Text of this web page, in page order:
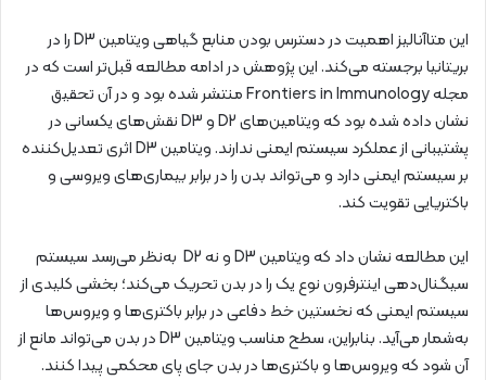
این متاآنالیز اهمیت در دسترس بودن منابع گیاهی ویتامین D3 را در
بریتانیا برجسته می‌کند. این پژوهش در ادامه‌ مطالعه‌ قبل‌تر است که در
مجله‌ Frontiers in Immunology منتشر شده بود و در آن تحقیق
نشان داده شده بود که ویتامین‌های D2 و D3 نقش‌های یکسانی در
پشتیبانی از عملکرد سیستم ایمنی ندارند. ویتامین D3 اثری تعدیل‌کننده
بر سیستم ایمنی دارد و می‌تواند بدن را در برابر بیماری‌های ویروسی و
باکتریایی تقویت کند.
این مطالعه نشان داد که ویتامین D3 و نه D2 به‌نظر می‌رسد سیستم
سیگنال‌دهی اینترفرون نوع یک را در بدن تحریک می‌کند؛ بخشی کلیدی از
سیستم ایمنی که نخستین خط دفاعی در برابر باکتری‌ها و ویروس‌ها
به‌شمار می‌آید. بنابراین، سطح مناسب ویتامین D3 در بدن می‌تواند مانع از
آن شود که ویروس‌ها و باکتری‌ها در بدن جای پای محکمی پیدا کنند.